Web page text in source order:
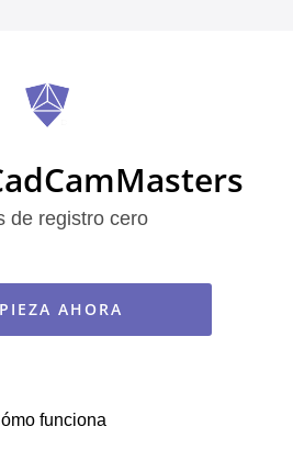
de registro cero
AHORA
funciona